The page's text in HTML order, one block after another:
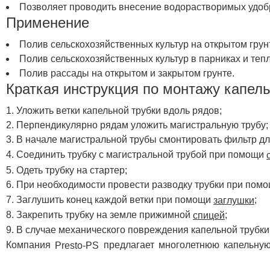
Позволяет проводить внесение водорастворимых
Применение
Полив сельскохозяйственных культур на открытом
Полив сельскохозяйственных культур в парниках и
Полив рассады на открытом и закрытом грунте.
Краткая инструкция по монтажу
Уложить ветки капельной трубки вдоль рядов;
Перпендикулярно рядам уложить магистральную трубу;
В начале магистральной трубы смонтировать фильтр
Соединить трубку с магистральной трубой при помощи
Одеть трубку на стартер;
При необходимости провести разводку трубки при
Заглушить конец каждой ветки при помощи заглушки;
Закрепить трубку на земле прижимной спицей;
В случае механического повреждения капельной
Компания Presto-PS предлагает многолетнюю